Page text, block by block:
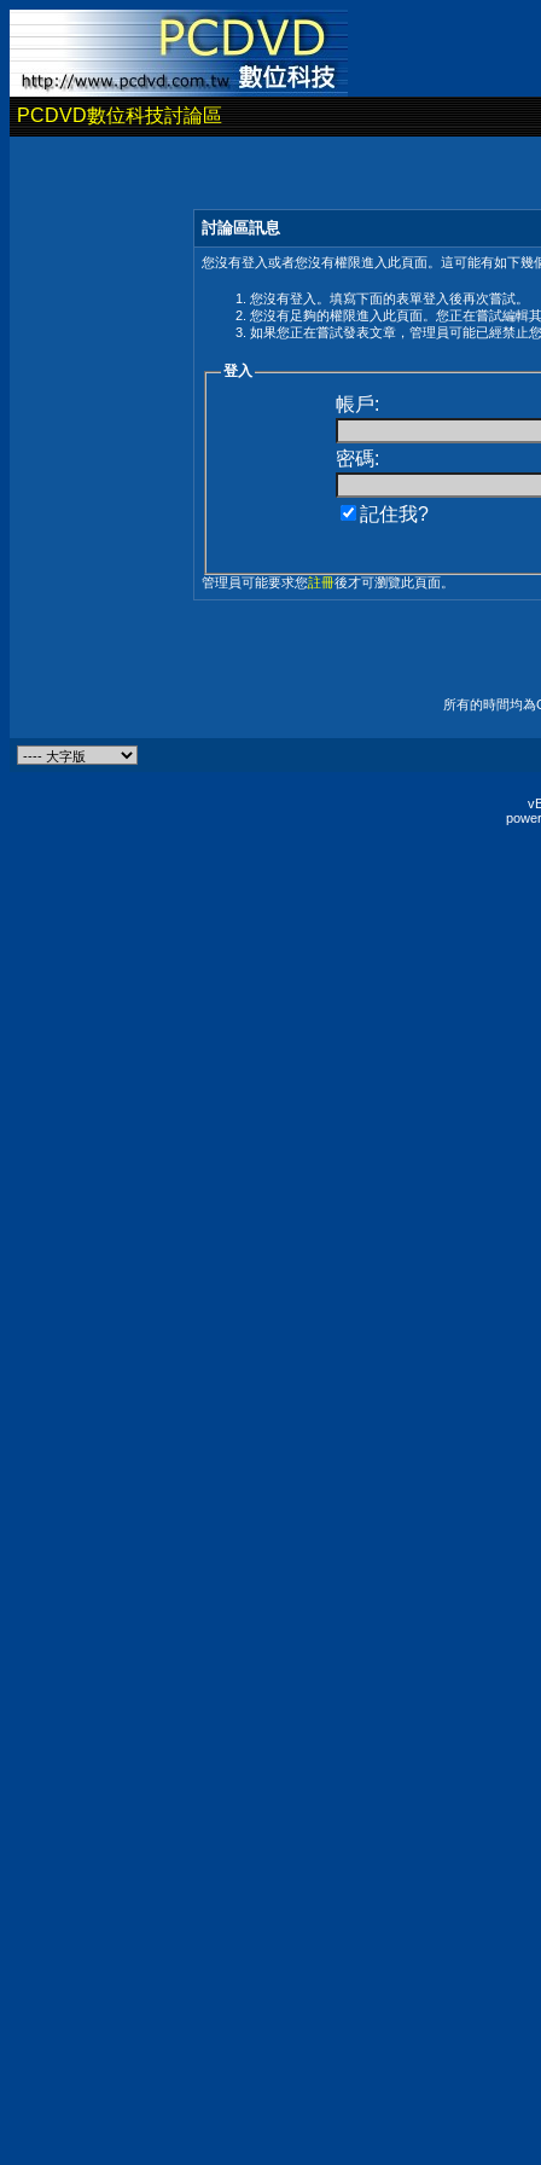
PCDVD數位科技討論區
討論區訊息
您沒有登入或者您沒有權限進入此頁面。這可能有如下幾
您沒有登入。填寫下面的表單登入後再次嘗試。
您沒有足夠的權限進入此頁面。您正在嘗試編輯
如果您正在嘗試發表文章，管理員可能已經禁止
登入
帳戶:
密碼:
記住我?
管理員可能要求您註冊後才可瀏覽此頁面。
所有的時間均為